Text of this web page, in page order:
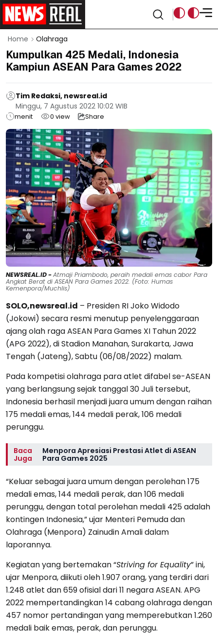
Home Olahraga
Kumpulkan 425 Medali, Indonesia
Kampiun ASEAN Para Games 2022
Tim Redaksi, newsreal.id
Minggu, 7 Agustus 2022 10:02 WIB
menit 0 view Share
NEWSREAL.ID -Atmaji Priambodo, peraih medali emas cabor Para
Angkat Berat di ASEAN Para Games 2022. (Foto: Humas
Kemenpora/Muchlis)
SOLO,newsreal.id – Presiden RI Joko Widodo
(Jokowi) secara resmi menutup penyelenggaraan
ajang olah raga ASEAN Para Games XI Tahun 2022
(APG 2022), di Stadion Manahan, Surakarta, Jawa
Tengah (Jateng), Sabtu (06/08/2022) malam.
Pada kompetisi olahraga para atlet difabel se-ASEAN
yang berlangsung sejak tanggal 30 Juli tersebut,
Indonesia berhasil menjadi juara umum dengan raihan
175 medali emas, 144 medali perak, 106 medali
perunggu.
Baca
Juga
Menpora Apresiasi Prestasi Atlet di ASEAN
Para Games 2025
“Keluar sebagai juara umum dengan perolehan 175
medali emas, 144 medali perak, dan 106 medali
perunggu, dengan total perolehan medali 425 adalah
kontingen Indonesia,” ujar Menteri Pemuda dan
Olahraga (Menpora) Zainudin Amali dalam
laporannya.
Kegiatan yang bertemakan “Striving for Equality” ini,
ujar Menpora, diikuti oleh 1.907 orang, yang terdiri dari
1.248 atlet dan 659 ofisial dari 11 negara ASEAN. APG
2022 mempertandingkan 14 cabang olahraga dengan
457 nomor pertandingan yang memperebutkan 1.260
medali baik emas, perak, dan perunggu.